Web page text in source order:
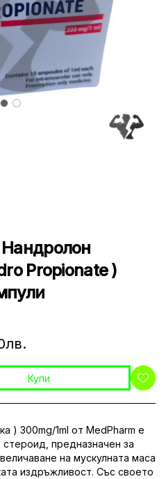
Propionate )
Купи
) 300mg/1ml от MedPharm е
предназначен за
на мускулната маса
издръжливост. Със своето